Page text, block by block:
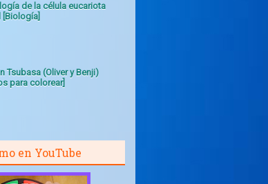
de la célula eucariota
[Biología]
Tsubasa (Oliver y Benji)
para colorear]
en YouTube